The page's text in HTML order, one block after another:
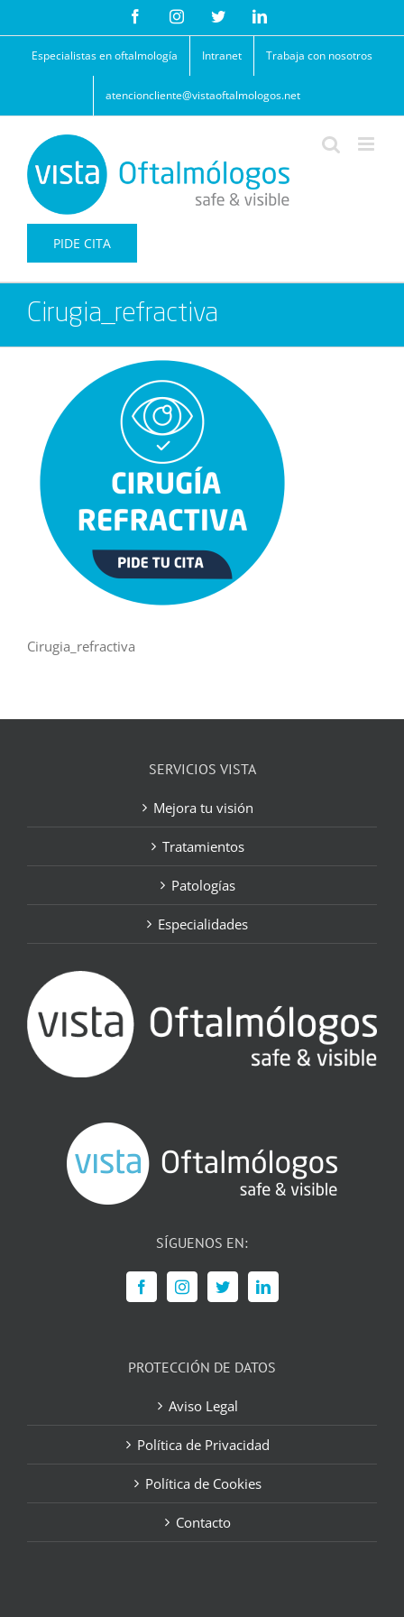
contenido
FacebookInstagramTwitterLinkedIn
Especialistas en oftalmología Intranet Trabaja con nosotros
atencioncliente@vistaoftalmologos.net
PIDE CITA
Cirugia_refractiva
Cirugia_refractiva
SERVICIOS VISTA
Mejora tu visión
Tratamientos
Patologías
Especialidades
SÍGUENOS EN:
PROTECCIÓN DE DATOS
Aviso Legal
Política de Privacidad
Política de Cookies
Contacto